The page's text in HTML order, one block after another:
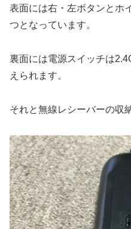
表面には右・左ボタンとホ
つとなっています。
裏面には電源スイッチは
えられます。
それと無線レシーバーの収